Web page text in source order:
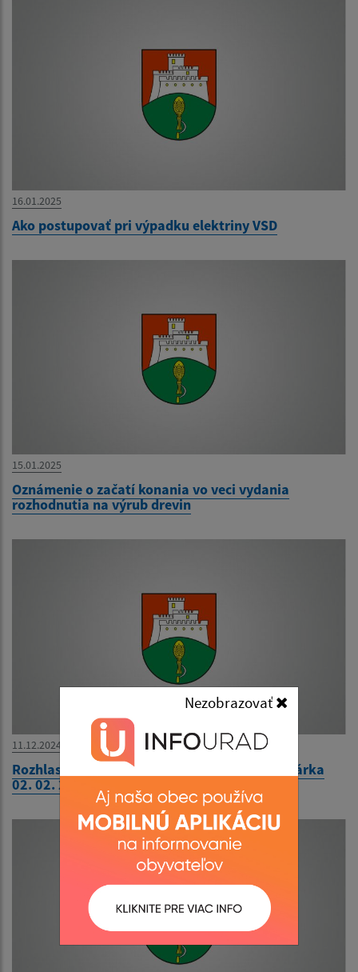
Nezobrazovať
16.01.2025
Ako postupovať pri výpadku elektriny VSD
15.01.2025
Oznámenie o začatí konania vo veci vydania
rozhodnutia na výrub drevin
11.12.2024
Rozhlasová relácia Kroniky a ocenená kronikárka
02. 02. 2021, R.Regina